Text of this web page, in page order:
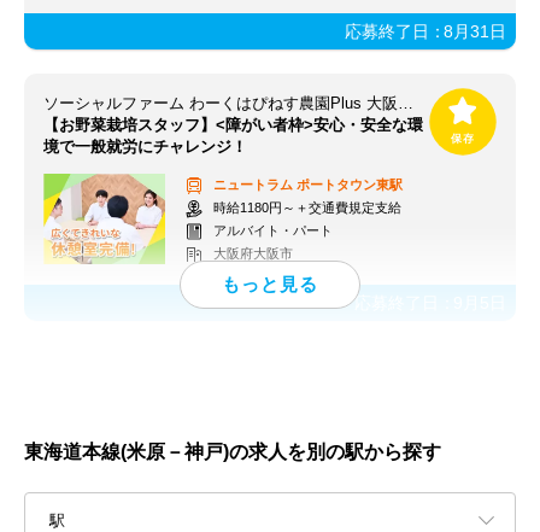
応募終了日：8月31日
【お野菜栽培スタッフ】<障がい者枠>安心・安全な環
境で一般就労にチャレンジ！
ニュートラム ポートタウン東駅
時給1180円～＋交通費規定支給
アルバイト・パート
大阪府大阪市
応募終了日：
東海道本線(米原－神戸)の求人を別の駅から探す
駅